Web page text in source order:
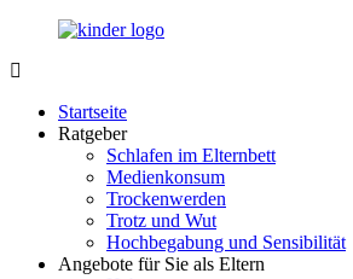
Zurück
Inhalt
Portal
Nachwuchs
Startseite
Ratgeber
Schlafen im Elternbett
Medienkonsum
Trockenwerden
Trotz und Wut
Hochbegabung und Sensibilität
Angebote für Sie als Eltern